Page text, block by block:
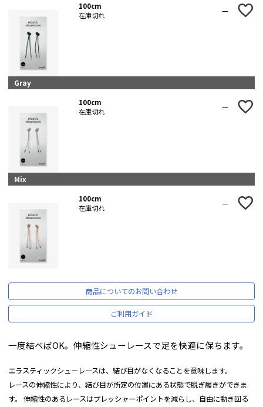
100cm
在庫切れ
—
Gray
100cm
在庫切れ
—
Mix
100cm
在庫切れ
—
商品についてのお問い合わせ
ご利用ガイド
一度結べばOK。伸縮性シューレースで足を快適に保ちます。
エラスティックシューレースは、結び目がなくなることを意味します。
レースの伸縮性により、結び目が所定の位置にある状態で脱ぎ履きができま
す。 伸縮性のあるレースはプレッシャーポイントを減らし、自由に動き回る